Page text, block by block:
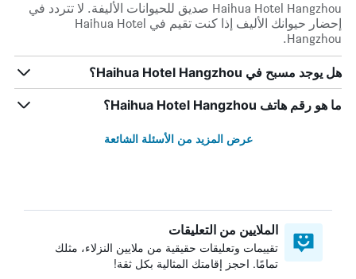
Haihua Hotel Hangzhou صديق للحيوانات الأليفة. لا تتردد في
إحضار حيوانك الأليف إذا كنت تقيم في Haihua Hotel
Hangzhou.
هل يوجد مسبح في Haihua Hotel Hangzhou؟
ما هو رقم هاتف Haihua Hotel Hangzhou؟
عرض المزيد من الأسئلة الشائعة
الملايين من التعليقات
تقييمات وتعليقات حقيقية من ملايين النزلاء، مثلك
تمامًا. احجز إقامتك المثالية بكل ثقة!